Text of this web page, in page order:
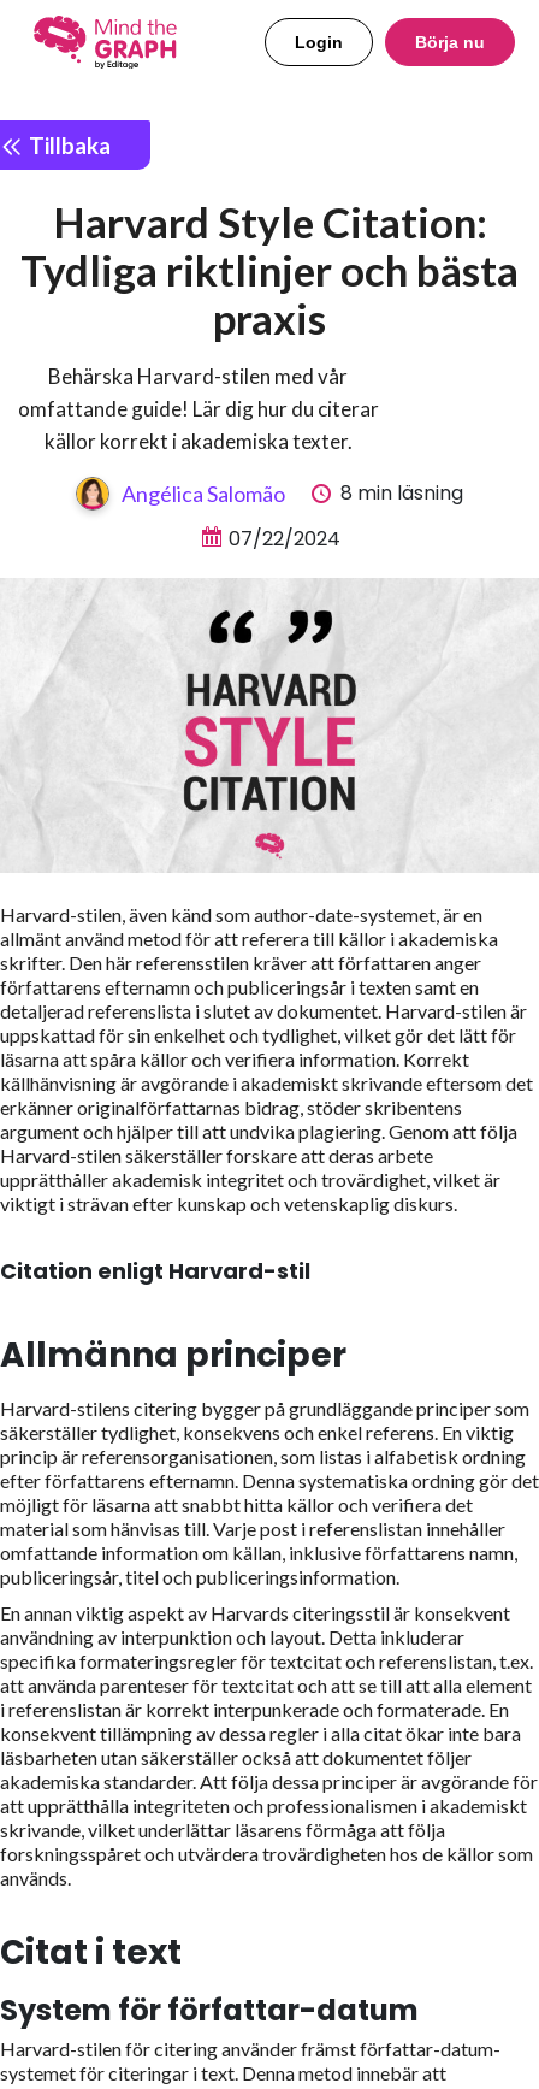
Login Börja nu
Tillbaka
Harvard Style Citation:
Tydliga riktlinjer och bästa
praxis
Behärska Harvard-stilen med vår
omfattande guide! Lär dig hur du citerar
källor korrekt i akademiska texter.
Angélica Salomão
8 min läsning
07/22/2024
Harvard-stilen, även känd som author-date-systemet, är en
allmänt använd metod för att referera till källor i akademiska
skrifter. Den här referensstilen kräver att författaren anger
författarens efternamn och publiceringsår i texten samt en
detaljerad referenslista i slutet av dokumentet. Harvard-stilen är
uppskattad för sin enkelhet och tydlighet, vilket gör det lätt för
läsarna att spåra källor och verifiera information. Korrekt
källhänvisning är avgörande i akademiskt skrivande eftersom det
erkänner originalförfattarnas bidrag, stöder skribentens
argument och hjälper till att undvika plagiering. Genom att följa
Harvard-stilen säkerställer forskare att deras arbete
upprätthåller akademisk integritet och trovärdighet, vilket är
viktigt i strävan efter kunskap och vetenskaplig diskurs.
Citation enligt Harvard-stil
Allmänna principer
Harvard-stilens citering bygger på grundläggande principer som
säkerställer tydlighet, konsekvens och enkel referens. En viktig
princip är referensorganisationen, som listas i alfabetisk ordning
efter författarens efternamn. Denna systematiska ordning gör det
möjligt för läsarna att snabbt hitta källor och verifiera det
material som hänvisas till. Varje post i referenslistan innehåller
omfattande information om källan, inklusive författarens namn,
publiceringsår, titel och publiceringsinformation.
En annan viktig aspekt av Harvards citeringsstil är konsekvent
användning av interpunktion och layout. Detta inkluderar
specifika formateringsregler för textcitat och referenslistan, t.ex.
att använda parenteser för textcitat och att se till att alla element
i referenslistan är korrekt interpunkerade och formaterade. En
konsekvent tillämpning av dessa regler i alla citat ökar inte bara
läsbarheten utan säkerställer också att dokumentet följer
akademiska standarder. Att följa dessa principer är avgörande för
att upprätthålla integriteten och professionalismen i akademiskt
skrivande, vilket underlättar läsarens förmåga att följa
forskningsspåret och utvärdera trovärdigheten hos de källor som
används.
Citat i text
System för författar-datum
Harvard-stilen för citering använder främst författar-datum-
systemet för citeringar i text. Denna metod innebär att